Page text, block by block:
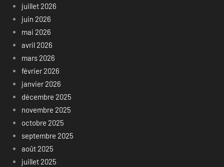
juillet 2026
juin 2026
mai 2026
avril 2026
mars 2026
février 2026
janvier 2026
décembre 2025
novembre 2025
octobre 2025
septembre 2025
août 2025
juillet 2025